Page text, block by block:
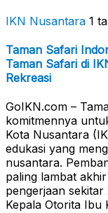
IKN Nusantara 1
Taman Safari
Taman Safari di
Rekreasi
GoIKN.com –
komitmennya
Kota Nusantara
edukasi yang
nusantara.
paling lambat
pengerjaan
Kepala Otorita Ibu